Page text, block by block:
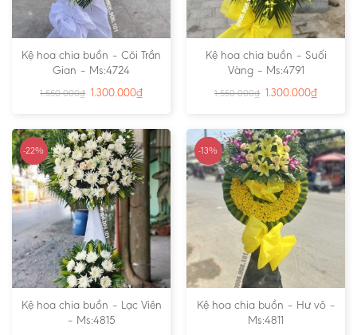
Kệ hoa chia buồn – Cõi Trần
Gian – Ms:4724
1.550.000₫ 1.300.000₫
Kệ hoa chia buồn – Suối
Vàng – Ms:4791
1.550.000₫ 1.300.000₫
-22%
Kệ hoa chia buồn – Lạc Viên
– Ms:4815
-13%
Kệ hoa chia buồn – Hư vô –
Ms:4811